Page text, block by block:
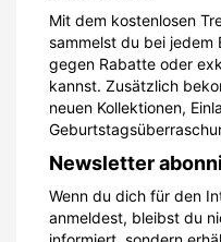
Mit dem kostenlosen
sammelst du bei jedem
gegen Rabatte oder
kannst. Zusätzlich
neuen Kollektionen,
Newsletter
Wenn du dich für den
anmeldest, bleibst du